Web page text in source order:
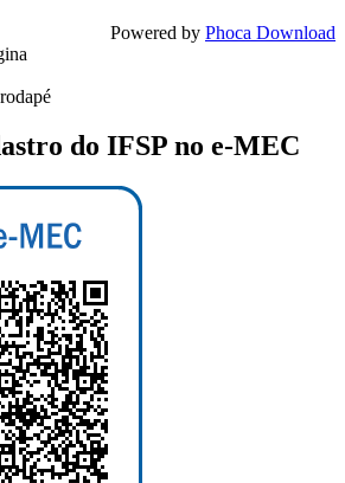
Powered by Phoca Download
do IFSP no e-MEC